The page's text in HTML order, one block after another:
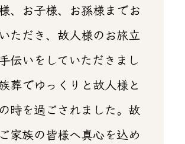
、お子様、お孫様までお
ただき、故人様のお旅立
伝いをしていただきまし
葬でゆっくりと故人様と
時を過ごされました。故
家族の皆様へ真心を込め